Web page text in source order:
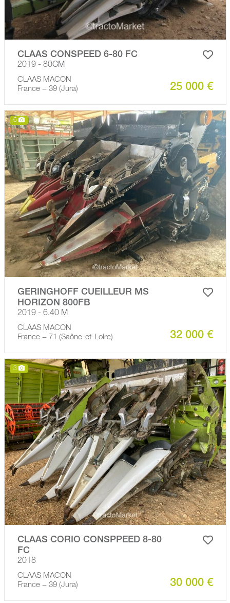
CLAAS CONSPEED 6-80 FC
2019 - 80CM
CLAAS MACON
France − 39 (Jura)
25 000 €
6
GERINGHOFF CUEILLEUR MS
HORIZON 800FB
2019 - 6.40 M
CLAAS MACON
France − 71 (Saône-et-Loire)
32 000 €
3
CLAAS CORIO CONSPPEED 8-80
FC
2018
CLAAS MACON
France − 39 (Jura)
30 000 €